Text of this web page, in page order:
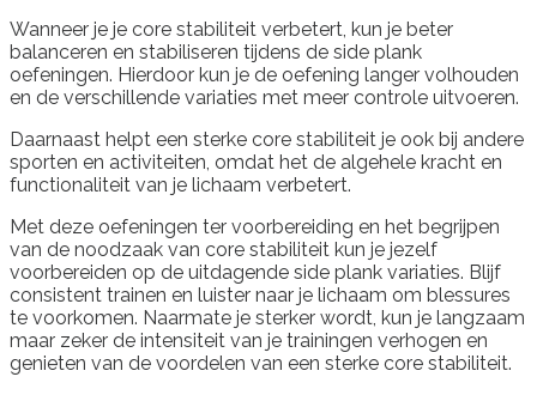
Wanneer je je core stabiliteit verbetert, kun je beter
balanceren en stabiliseren tijdens de side plank
oefeningen. Hierdoor kun je de oefening langer volhouden
en de verschillende variaties met meer controle uitvoeren.
Daarnaast helpt een sterke core stabiliteit je ook bij andere
sporten en activiteiten, omdat het de algehele kracht en
functionaliteit van je lichaam verbetert.
Met deze oefeningen ter voorbereiding en het begrijpen
van de noodzaak van core stabiliteit kun je jezelf
voorbereiden op de uitdagende side plank variaties. Blijf
consistent trainen en luister naar je lichaam om blessures
te voorkomen. Naarmate je sterker wordt, kun je langzaam
maar zeker de intensiteit van je trainingen verhogen en
genieten van de voordelen van een sterke core stabiliteit.